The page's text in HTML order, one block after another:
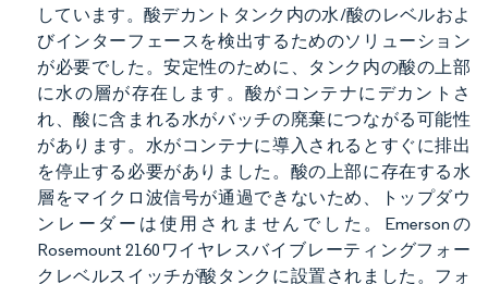
しています。酸デカントタンク内の水/酸のレベルおよ
びインターフェースを検出するためのソリューション
が必要でした。安定性のために、タンク内の酸の上部
に水の層が存在します。酸がコンテナにデカントさ
れ、酸に含まれる水がバッチの廃棄につながる可能性
があります。水がコンテナに導入されるとすぐに排出
を停止する必要がありました。酸の上部に存在する水
層をマイクロ波信号が通過できないため、トップダウ
ンレーダーは使用されませんでした。Emersonの
Rosemount 2160ワイヤレスバイブレーティングフォー
クレベルスイッチが酸タンクに設置されました。フォ